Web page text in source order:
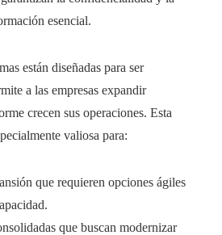
esencial.
están diseñadas para ser
a las empresas expandir
crecen sus operaciones. Esta
valiosa para:
que requieren opciones ágiles
que buscan modernizar